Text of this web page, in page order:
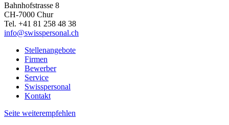
Bahnhofstrasse 8
CH-7000 Chur
Tel. +41 81 258 48 38
info@swisspersonal.ch
Stellenangebote
Firmen
Bewerber
Service
Swisspersonal
Kontakt
Seite weiterempfehlen